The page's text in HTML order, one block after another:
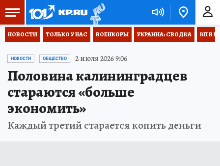
НОВОСТИ ТОЛЬКО У НАС ВОЕНКОРЫ УКРАИНА: СВОДКА КП В
НОВОСТИ ОБЩЕСТВО 2 июля 2026 9:06
Половина калининградцев
стараются «больше
экономить»
Каждый третий старается копить деньги